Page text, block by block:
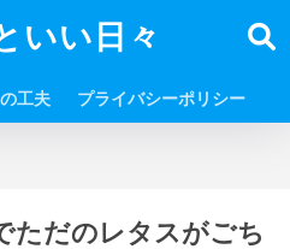
いい日々
工夫 プライバシーポリシー
ただのレタスがごち